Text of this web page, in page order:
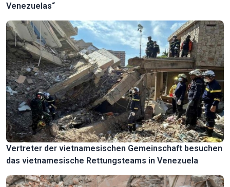
Venezuelas“
Vertreter der vietnamesischen Gemeinschaft besuchen
das vietnamesische Rettungsteams in Venezuela